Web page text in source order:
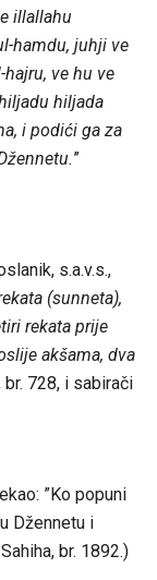
illallahu
hamdu, juhji ve
ve hu ve
hiljada
i podići ga za
”
s.a.v.s.,
(sunneta),
rekata prije
akšama, dva
br. 728, i sabirači
”Ko popuni
Džennetu i
br. 1892.)